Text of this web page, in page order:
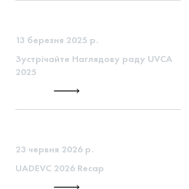
13 березня 2025 р.
Зустрічайте Наглядову раду UVCA
2025
23 червня 2026 р.
UADEVC 2026 Recap